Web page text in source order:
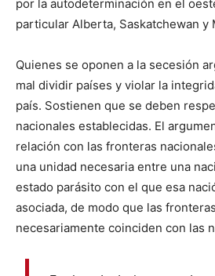
por la autodeterminación en el
particular Alberta, Saskatchewan y
Quienes se oponen a la secesión
mal dividir países y violar la
país. Sostienen que se deben
nacionales establecidas. El
relación con las fronteras
una unidad necesaria entre una
estado parásito con el que esa
asociada, de modo que las
necesariamente coinciden con las